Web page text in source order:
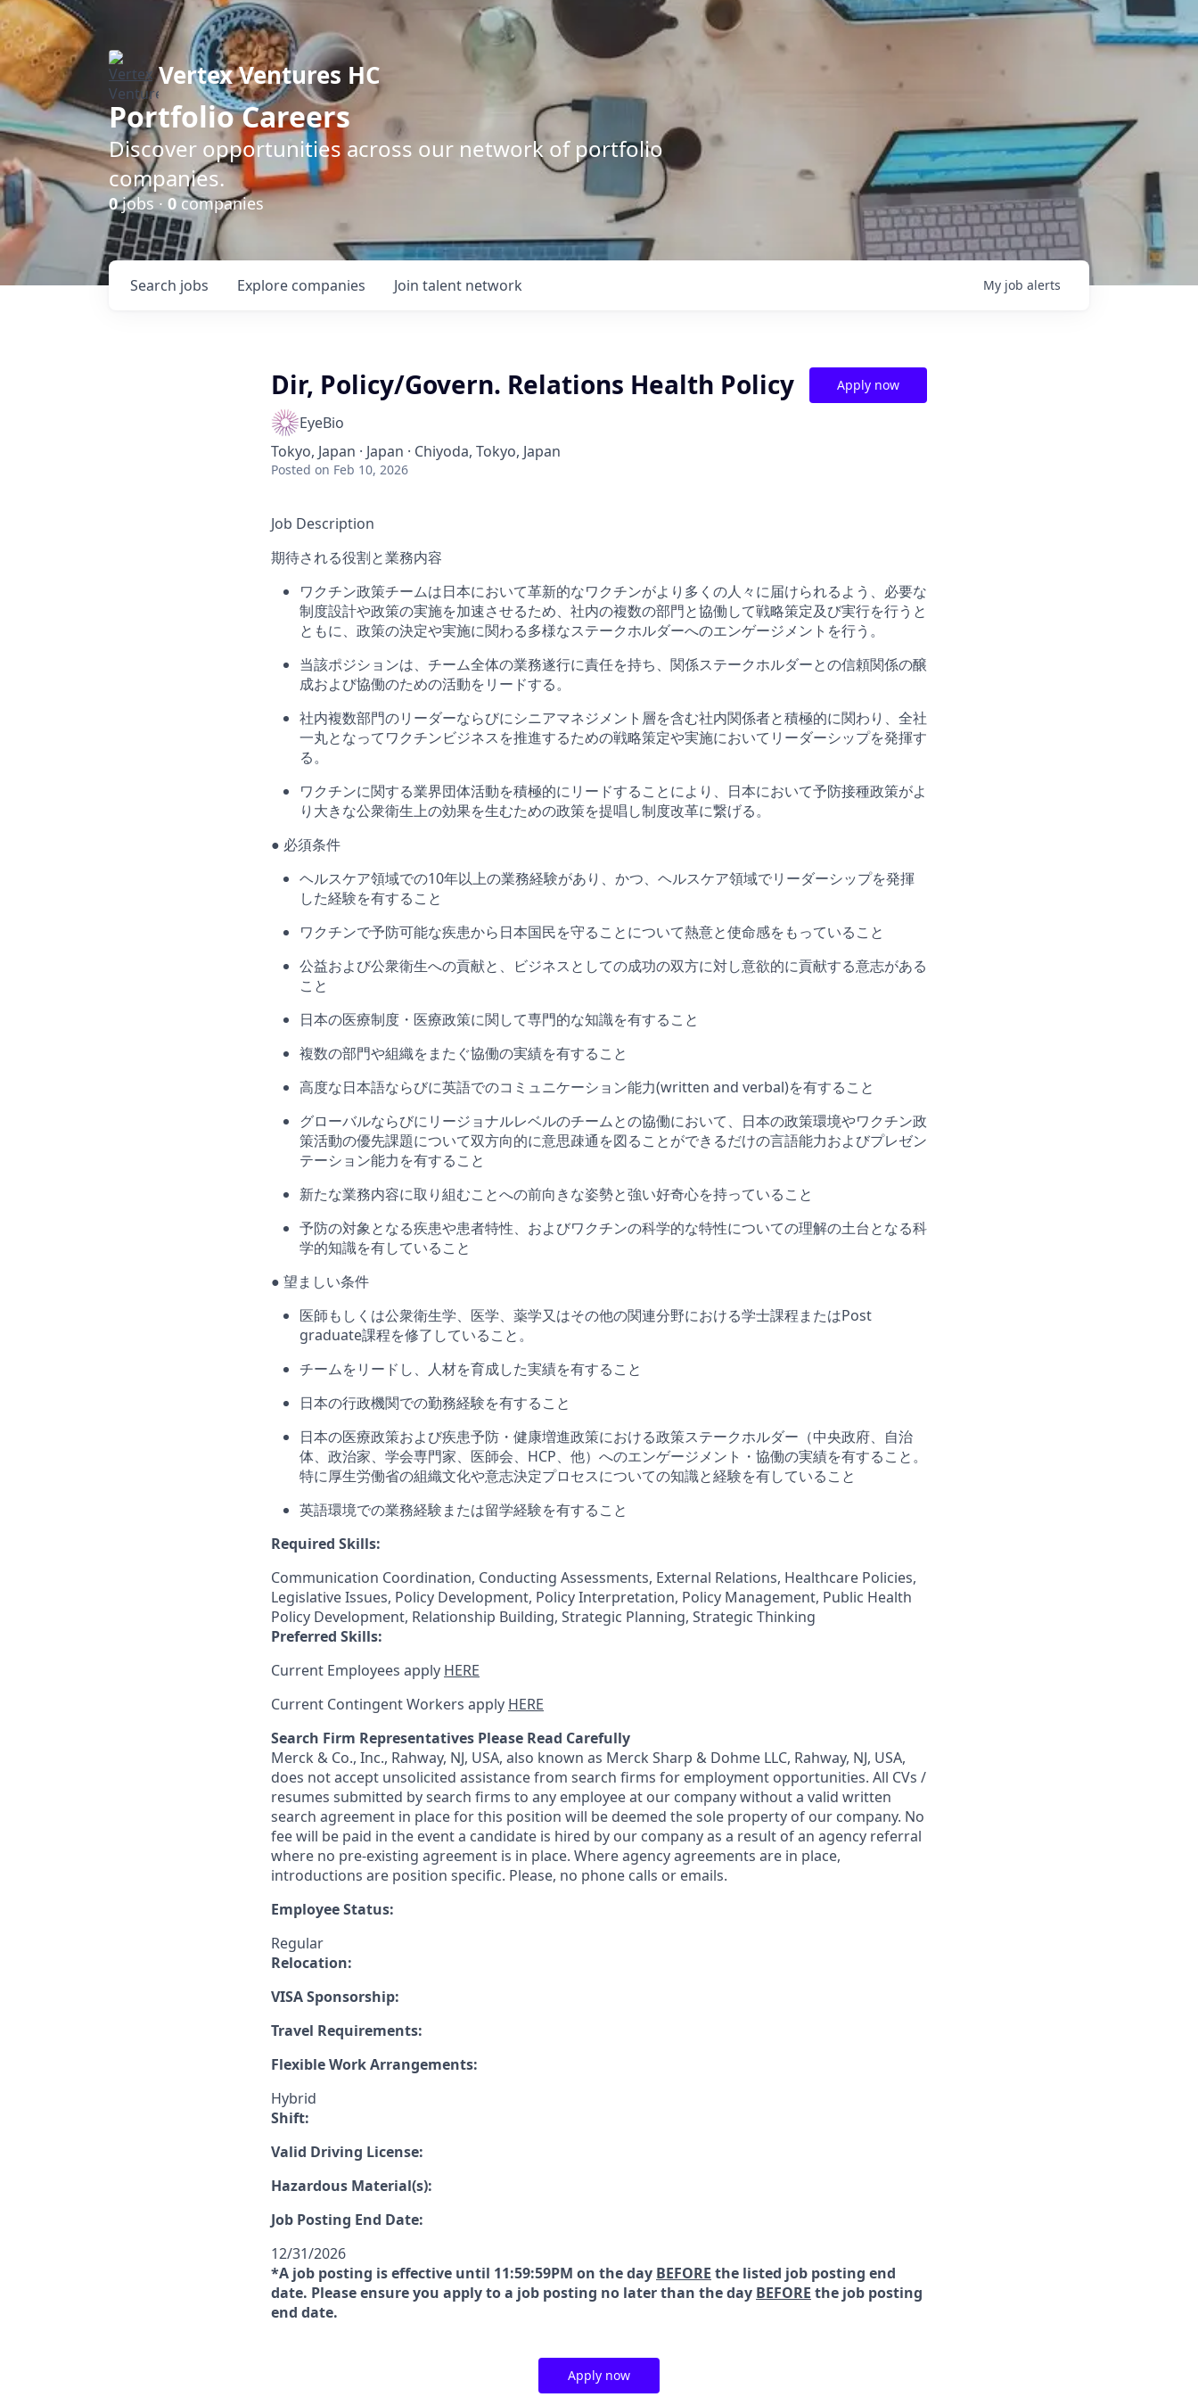
Vertex Ventures HC
Portfolio Careers
Discover opportunities across our network of portfolio
companies.
0jobs · 0companies
Search jobs Explore companies Join talent network My job alerts
Dir, Policy/Govern. Relations Health Policy
EyeBio
Tokyo, Japan · Japan · Chiyoda, Tokyo, Japan
Posted on Feb 10, 2026
Apply now
Job Description
期待される役割と業務内容
ワクチン政策チームは日本において革新的なワクチンがより多くの人々に届けられるよう、必要な
制度設計や政策の実施を加速させるため、社内の複数の部門と協働して戦略策定及び実行を行うと
ともに、政策の決定や実施に関わる多様なステークホルダーへのエンゲージメントを行う。
当該ポジションは、チーム全体の業務遂行に責任を持ち、関係ステークホルダーとの信頼関係の醸
成および協働のための活動をリードする。
社内複数部門のリーダーならびにシニアマネジメント層を含む社内関係者と積極的に関わり、全社
一丸となってワクチンビジネスを推進するための戦略策定や実施においてリーダーシップを発揮す
る。
ワクチンに関する業界団体活動を積極的にリードすることにより、日本において予防接種政策がよ
り大きな公衆衛生上の効果を生むための政策を提唱し制度改革に繋げる。
● 必須条件
ヘルスケア領域での10年以上の業務経験があり、かつ、ヘルスケア領域でリーダーシップを発揮
した経験を有すること
ワクチンで予防可能な疾患から日本国民を守ることについて熱意と使命感をもっていること
公益および公衆衛生への貢献と、ビジネスとしての成功の双方に対し意欲的に貢献する意志がある
こと
日本の医療制度・医療政策に関して専門的な知識を有すること
複数の部門や組織をまたぐ協働の実績を有すること
高度な日本語ならびに英語でのコミュニケーション能力(written and verbal)を有すること
グローバルならびにリージョナルレベルのチームとの協働において、日本の政策環境やワクチン政
策活動の優先課題について双方向的に意思疎通を図ることができるだけの言語能力およびプレゼン
テーション能力を有すること
新たな業務内容に取り組むことへの前向きな姿勢と強い好奇心を持っていること
予防の対象となる疾患や患者特性、およびワクチンの科学的な特性についての理解の土台となる科
学的知識を有していること
● 望ましい条件
医師もしくは公衆衛生学、医学、薬学又はその他の関連分野における学士課程またはPost
graduate課程を修了していること。
チームをリードし、人材を育成した実績を有すること
日本の行政機関での勤務経験を有すること
日本の医療政策および疾患予防・健康増進政策における政策ステークホルダー（中央政府、自治
体、政治家、学会専門家、医師会、HCP、他）へのエンゲージメント・協働の実績を有すること。
特に厚生労働省の組織文化や意志決定プロセスについての知識と経験を有していること
英語環境での業務経験または留学経験を有すること
Required Skills:
Communication Coordination, Conducting Assessments, External Relations, Healthcare Policies,
Legislative Issues, Policy Development, Policy Interpretation, Policy Management, Public Health
Policy Development, Relationship Building, Strategic Planning, Strategic Thinking
Preferred Skills:
Current Employees apply HERE
Current Contingent Workers apply HERE
Search Firm Representatives Please Read Carefully
Merck & Co., Inc., Rahway, NJ, USA, also known as Merck Sharp & Dohme LLC, Rahway, NJ, USA,
does not accept unsolicited assistance from search firms for employment opportunities. All CVs /
resumes submitted by search firms to any employee at our company without a valid written
search agreement in place for this position will be deemed the sole property of our company. No
fee will be paid in the event a candidate is hired by our company as a result of an agency referral
where no pre-existing agreement is in place. Where agency agreements are in place,
introductions are position specific. Please, no phone calls or emails.
Employee Status:
Regular
Relocation:
VISA Sponsorship:
Travel Requirements:
Flexible Work Arrangements:
Hybrid
Shift:
Valid Driving License:
Hazardous Material(s):
Job Posting End Date:
12/31/2026
*A job posting is effective until 11:59:59PM on the day BEFORE the listed job posting end
date. Please ensure you apply to a job posting no later than the day BEFORE the job posting
end date.
Apply now